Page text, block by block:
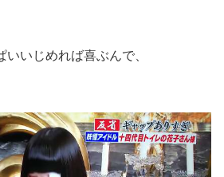
いいじめれば喜ぶんで、